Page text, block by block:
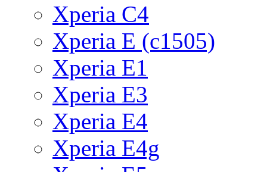
Xperia C4
Xperia E (c1505)
Xperia E1
Xperia E3
Xperia E4
Xperia E4g